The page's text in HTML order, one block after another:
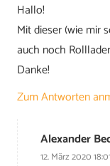
Hallo!
Mit dieser (wie mir
auch noch
Danke!
Zum Antworten
Alexander
12. März 2020 18:01